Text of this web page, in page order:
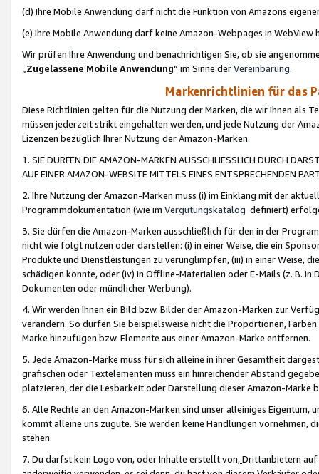
(d) Ihre Mobile Anwendung darf nicht die Funktion von Amazons
(e) Ihre Mobile Anwendung darf keine Amazon-Webpages in WebView
Wir prüfen Ihre Anwendung und benachrichtigen Sie, ob sie
„Zugelassene Mobile Anwendung“ im Sinne derVereinbarung.
Markenrichtlinien für das
Diese Richtlinien gelten für die Nutzung der Marken, die wir Ihnen als
müssen jederzeit strikt eingehalten werden, und jede Nutzung der
Lizenzen bezüglich Ihrer Nutzung der Amazon-Marken.
1. SIE DÜRFEN DIE AMAZON-MARKEN AUSSCHLIESSLICH DURCH
AUF EINER AMAZON-WEBSITE MITTELS EINES ENTSPRECHENDEN
2. Ihre Nutzung der Amazon-Marken muss (i) im Einklang mit der
Programmdokumentation (wie im Vergütungskatalog definiert)
3. Sie dürfen die Amazon-Marken ausschließlich für den in der
nicht wie folgt nutzen oder darstellen: (i) in einer Weise, die ein
Produkte und Dienstleistungen zu verunglimpfen, (iii) in einer Weise,
schädigen könnte, oder (iv) in Offline-Materialien oder E-Mails (z. B. in
Dokumenten oder mündlicher Werbung).
4. Wir werden Ihnen ein Bild bzw. Bilder der Amazon-Marken zur
verändern. So dürfen Sie beispielsweise nicht die Proportionen,
Marke hinzufügen bzw. Elemente aus einer Amazon-Marke entfernen.
5. Jede Amazon-Marke muss für sich alleine in ihrer Gesamtheit
grafischen oder Textelementen muss ein hinreichender Abstand
platzieren, der die Lesbarkeit oder Darstellung dieser Amazon-Marke
6. Alle Rechte an den Amazon-Marken sind unser alleiniges
kommt alleine uns zugute. Sie werden keine Handlungen vornehmen,
stehen.
7. Du darfst kein Logo von, oder Inhalte erstellt von,Drittanbietern auf